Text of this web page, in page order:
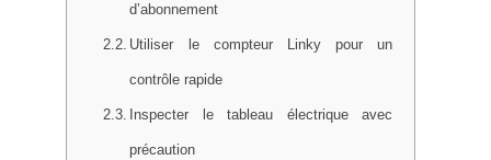
d’abonnement
Utiliser le compteur Linky pour un
contrôle rapide
Inspecter le tableau électrique avec
précaution